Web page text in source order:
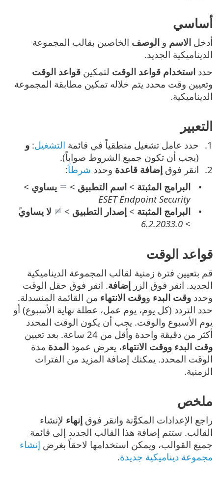
أساسي
أدخل الاسم و الوصف الخاصين بقالب المجموعة
الديناميكية الجديد.
حدد استخدام قواعد الوقت لتمكين قواعد الوقت
وتعيين وقت محدد يتم خلاله تمكين مطابقة المجموعة
الديناميكية.
التعبير
حدد عامل تشغيل منطقياً في قائمة التشغيل: و
(يجب أن تكون جميع الشروط صواباً).
انقر فوق إضافة قاعدة وحدد شرطاً:
البرامج المثبتة > اسم التطبيق > يساوي >
ESET Endpoint Security
البرامج المثبتة > إصدار التطبيق > لا يساوي
>
6.2.2033.0
قواعد الوقت
قم بتعيين فترة زمنية لقالب المجموعة الديناميكية
الجديد. انقر فوق الزر إضافة. انقر فوق حقل الوقت
وحدد وقت البدء ووقت الانتهاء من القائمة المنسدلة.
حدد التردد (كل يوم، يوم عمل، عطلة نهاية الأسبوع) أو
يوم الأسبوع والوقت. يجب أن يكون الوقت المحدد
أكثر من دقيقة واحدة وأقل من 24 ساعة. بعد تعيين
وقت البدء ووقت الانتهاء، يعرض عمود المدة مدة
الوقت المحدد. يمكنك إضافة المزيد من الفترات
الزمنية.
ملخص
راجع الإعدادات المكوَّنة وانقر فوق إنهاء لإنشاء
القالب. ستتم إضافة هذا القالب الجديد إلى قائمة
جميع القوالب، ويمكن استخدامها لاحقاً بغرض إنشاء
مجموعة ديناميكية جديدة.